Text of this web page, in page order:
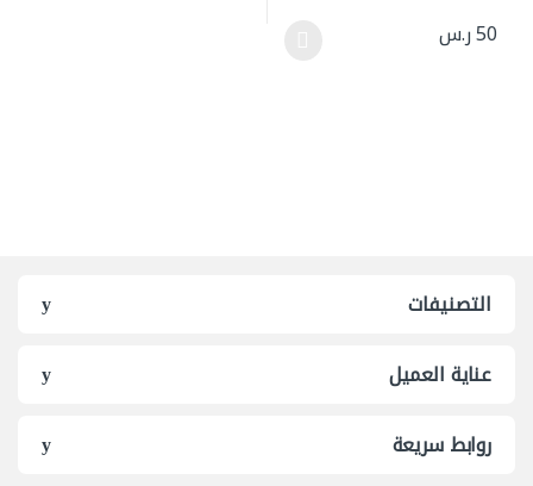
50ر.س
هناك العديد من الأشكال المختلفة لهذا المنتج. يمكن اختيار
التصنيفات
عناية العميل
روابط سريعة